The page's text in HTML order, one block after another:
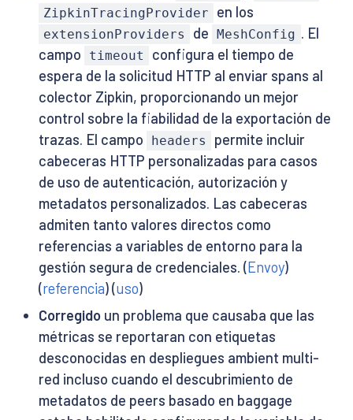
ZipkinTracingProvider en los
extensionProviders de MeshConfig . El
campo
timeout
configura el tiempo de
espera de la solicitud HTTP al enviar spans al
colector Zipkin, proporcionando un mejor
control sobre la fiabilidad de la exportación de
trazas. El campo
headers
permite incluir
cabeceras HTTP personalizadas para casos
de uso de autenticación, autorización y
metadatos personalizados. Las cabeceras
admiten tanto valores directos como
referencias a variables de entorno para la
gestión segura de credenciales. (Envoy)
(referencia) (uso)
Corregidoun problema que causaba que las
métricas se reportaran con etiquetas
desconocidas en despliegues ambient multi-
red incluso cuando el descubrimiento de
metadatos de peers basado en baggage